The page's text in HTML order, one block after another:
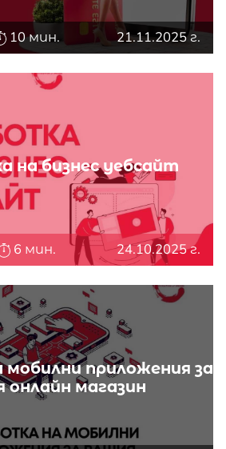
10 мин. 21.11.2025 г.
на бизнес уебсайт
6 мин. 24.10.2025 г.
приложения за
онлайн магазин